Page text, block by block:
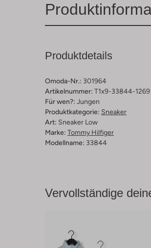
Produktdetails
Omoda-Nr.: 301964
Artikelnummer: T1x9-33844-1269
Für wen?: Jungen
Produktkategorie: Sneaker
Art: Sneaker Low
Marke: Tommy Hilfiger
Modellname: 33844
Vervollständige